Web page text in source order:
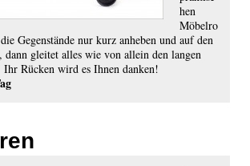
hen
Möbelro
Gegenstände nur kurz anheben und auf den
dann gleitet alles wie von allein den langen
Rücken wird es Ihnen danken!